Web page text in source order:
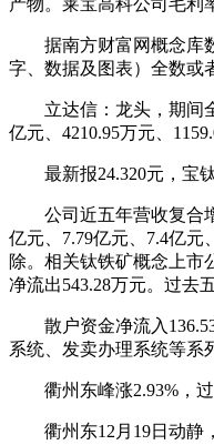
产物。莱宝高科公司毛利
据南方财富网概念库数
字、数据及图表）全数或
立达信：龙头，期间全
亿元、4210.95万元、
最新报24.320元，宝钛
公司近五年营收复合增
亿元、7.79亿元、7.4亿元
除。相关钛铁矿概念上市
净流出543.28万元。过去
散户资金净流入136.53
系统、发卖办理系统等系
衢州东峰涨2.93%，过
衢州东12月19日动静，